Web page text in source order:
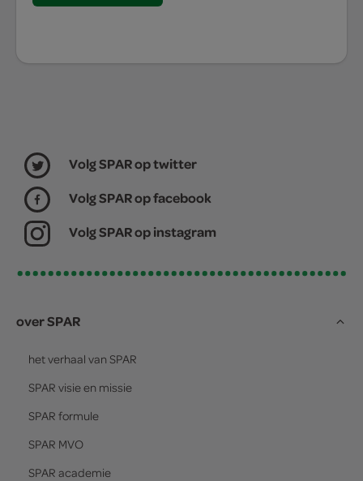
Volg SPAR op twitter
Volg SPAR op facebook
Volg SPAR op instagram
over SPAR
het verhaal van SPAR
SPAR visie en missie
SPAR formule
SPAR MVO
SPAR academie